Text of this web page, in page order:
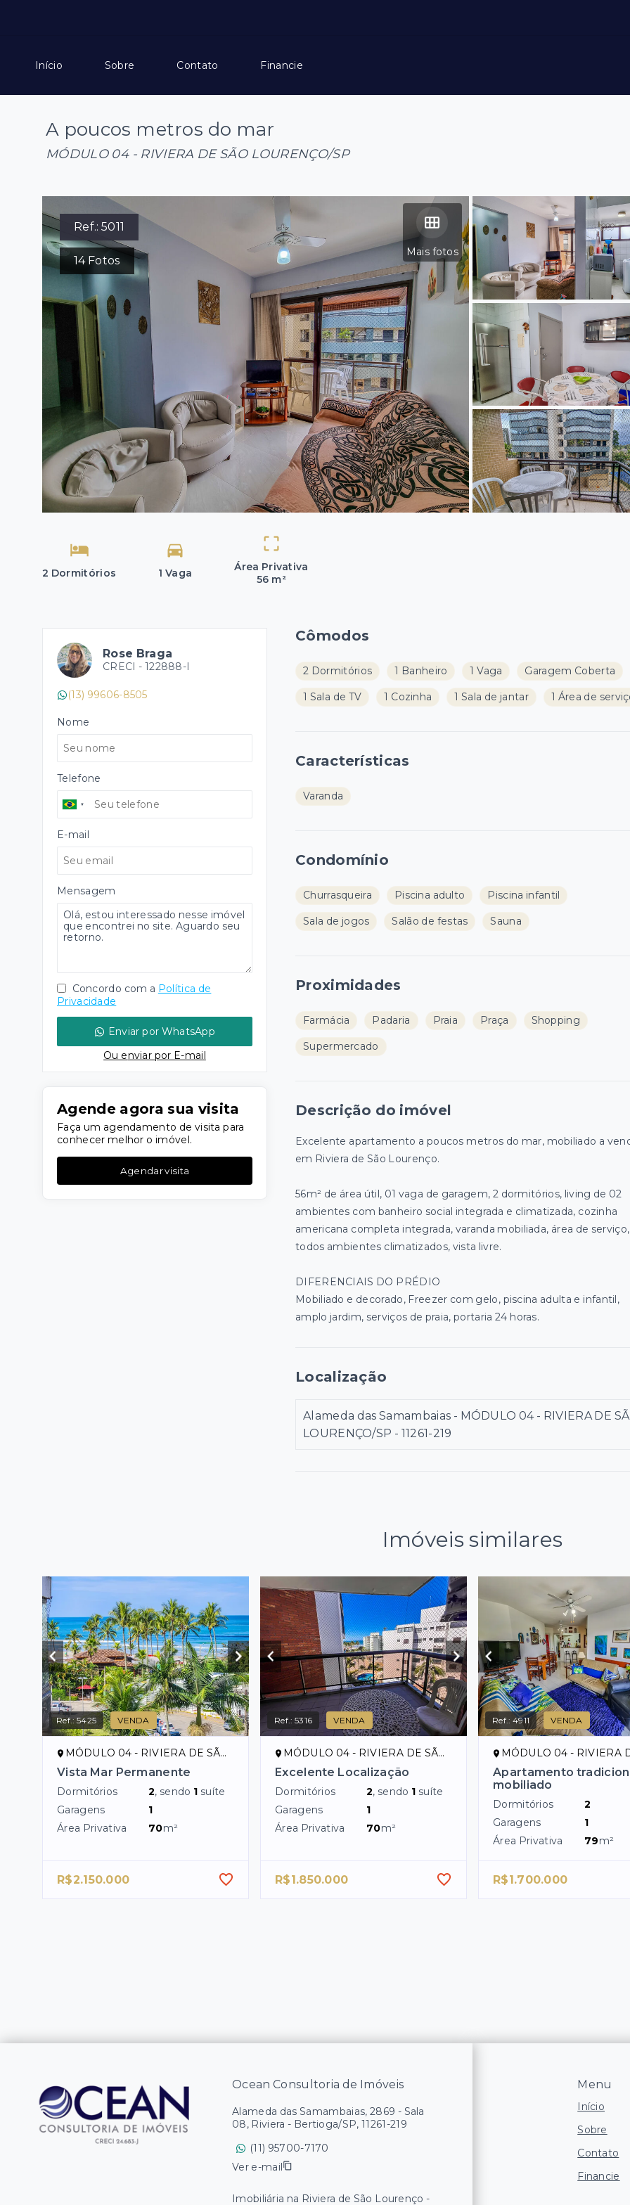
Início Sobre Contato Financie
A poucos metros do mar
MÓDULO 04 - RIVIERA DE SÃO LOURENÇO/SP
Mais fotos
Ref.:5011
14Fotos
2 Dormitórios 1 Vaga
Área Privativa
56 m²
Rose Braga
CRECI - 122888-I
(13) 99606-8505
Nome
Telefone
E-mail
Mensagem
Concordo com a Política de
Privacidade
Enviar por WhatsApp
Ou enviar por E-mail
Agende agora sua visita
Faça um agendamento de visita para
conhecer melhor o imóvel.
Agendar visita
Cômodos
2 Dormitórios 1 Banheiro 1 Vaga Garagem Coberta
1 Sala de TV 1 Cozinha 1 Sala de jantar 1 Área de
Características
Varanda
Condomínio
Churrasqueira Piscina adulto Piscina infantil
Sala de jogos Salão de festas Sauna
Proximidades
Farmácia Padaria Praia Praça Shopping
Supermercado
Descrição do imóvel
Excelente apartamento a poucos metros do mar, mobiliado a
em Riviera de São Lourenço.
56m² de área útil, 01 vaga de garagem, 2 dormitórios, living de 02
ambientes com banheiro social integrada e climatizada, cozinha
americana completa integrada, varanda mobiliada, área de serviço,
todos ambientes climatizados, vista livre.
DIFERENCIAIS DO PRÉDIO
Mobiliado e decorado, Freezer com gelo, piscina adulta e infantil,
amplo jardim, serviços de praia, portaria 24 horas.
Localização
Alameda das Samambaias - MÓDULO 04 - RIVIERA DE
LOURENÇO/SP - 11261-219
Imóveis similares
Ref.:5425 VENDA
MÓDULO 04 - RIVIERA DE SÃO LOURENÇO/SP
Vista Mar Permanente
Dormitórios 2, sendo 1 suíte
Garagens
1
Área Privativa
70m²
R$2.150.000
Ref.:5316 VENDA
MÓDULO 04 - RIVIERA DE SÃO LOURENÇO/SP
Excelente Localização
Dormitórios 2, sendo 1 suíte
Garagens
1
Área Privativa
70m²
R$1.850.000
Ref.:4911 VENDA
MÓDULO 04 - RIVIERA DE SÃO
Apartamento
mobiliado
Dormitórios
2
Garagens
1
Área Privativa
79m²
R$1.700.000
Menu
Início
Sobre
Contato
Financie
Ocean Consultoria de Imóveis
Alameda das Samambaias, 2869 - Sala
08, Riviera - Bertioga/SP, 11261-219
(11) 95700-7170
Ver e-mail
Imobiliária na Riviera de São Lourenço -